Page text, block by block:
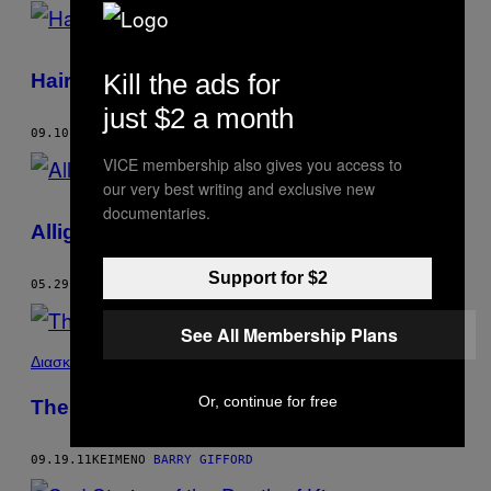
POSTS
THIS
AUTHOR
Haircut
09.10.13 ΚΕΊΜΕΝΟ BARRY GIFFORD
Alligator Story
05.29.12 BARRY GIFFORD
Διασκέδαση
The Vast Difference
09.19.11ΚΕΊΜΕΝΟ BARRY GIFFORD
Kill the ads for
just $2 a month
VICE membership also gives you access to
our very best writing and exclusive new
documentaries.
Support for $2
See All Membership Plans
Or, continue for free